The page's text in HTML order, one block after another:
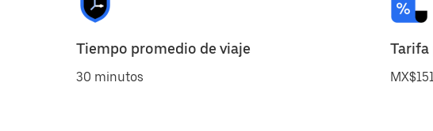
Tiempo promedio de viaje
30 minutos
Tarifa